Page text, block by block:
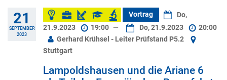
21
SEPTEMBER
2023
Vortrag
Do,
21.9.2023
19:00 — Do, 21.9.2023
20:00
Gerhard Krühsel - Leiter Prüfstand P5.2
Stuttgart
Lampoldshausen und die Ariane 6